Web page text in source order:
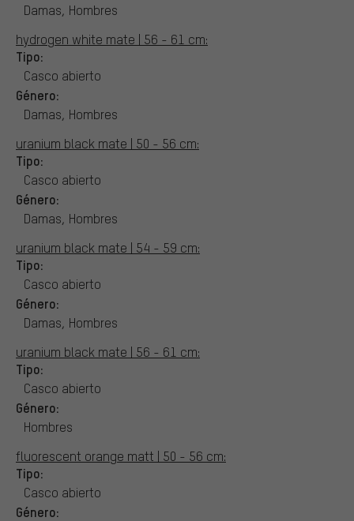
Damas, Hombres
hydrogen white mate | 56 - 61 cm:
Tipo:
Casco abierto
Género:
Damas, Hombres
uranium black mate | 50 - 56 cm:
Tipo:
Casco abierto
Género:
Damas, Hombres
uranium black mate | 54 - 59 cm:
Tipo:
Casco abierto
Género:
Damas, Hombres
uranium black mate | 56 - 61 cm:
Tipo:
Casco abierto
Género:
Hombres
fluorescent orange matt | 50 - 56 cm:
Tipo:
Casco abierto
Género: